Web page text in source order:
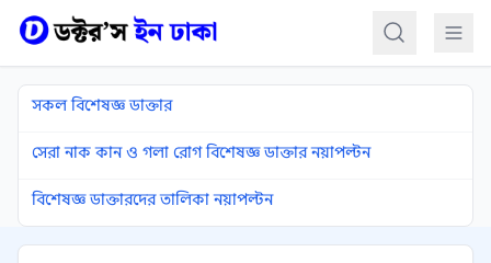
সকল বিশেষজ্ঞ ডাক্তার
সেরা নাক কান ও গলা রোগ বিশেষজ্ঞ ডাক্তার নয়াপল্টন
বিশেষজ্ঞ ডাক্তারদের তালিকা নয়াপল্টন